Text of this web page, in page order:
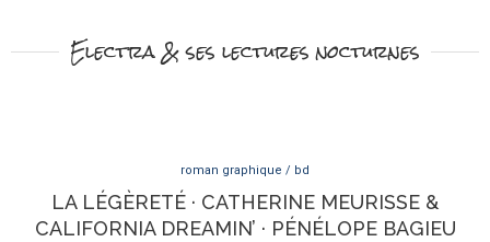
Electra & ses lectures nocturnes
roman graphique / bd
LA LÉGÈRETÉ · CATHERINE MEURISSE &
CALIFORNIA DREAMIN’ · PÉNÉLOPE BAGIEU